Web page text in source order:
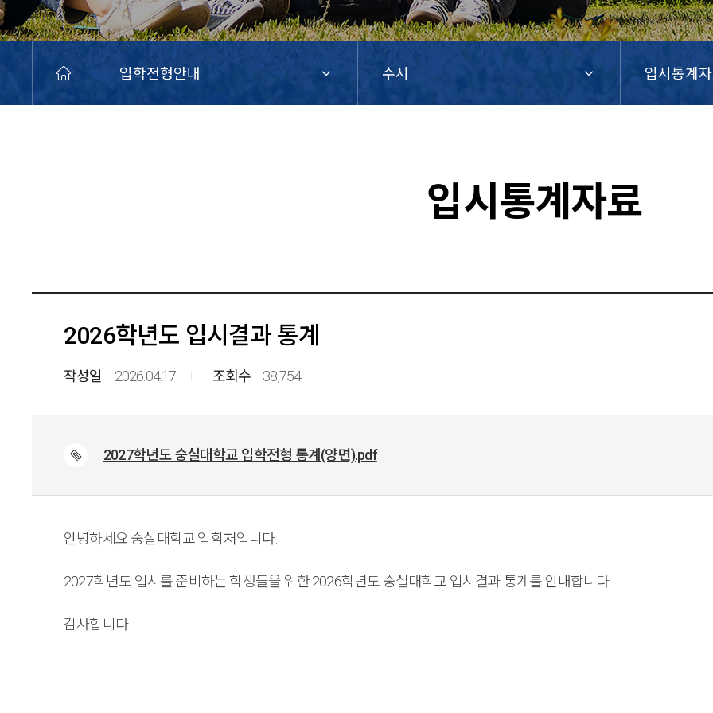
입학전형안내 수시 입시통계
입시통계자료
2026학년도 입시결과 통계
2026.04.17 38,754
2027학년도 숭실대학교 입학전형 통계(양면).pdf
안녕하세요 숭실대학교 입학처입니다.
2027학년도 입시를 준비하는 학생들을 위한 2026학년도 숭실대학교 입시결과 통계를 안내합니다.
감사합니다.